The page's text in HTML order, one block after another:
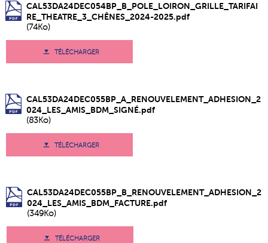
CAL53DA24DEC054BP_B_POLE_LOIRON_GRILLE_TARIFAI
RE_THEATRE_3_CHÊNES_2024-2025.pdf
(74Ko)
TÉLÉCHARGER
CAL53DA24DEC055BP_A_RENOUVELEMENT_ADHESION_2
024_LES_AMIS_BDM_SIGNÉ.pdf
(83Ko)
TÉLÉCHARGER
CAL53DA24DEC055BP_B_RENOUVELEMENT_ADHESION_2
024_LES_AMIS_BDM_FACTURE.pdf
(349Ko)
TÉLÉCHARGER